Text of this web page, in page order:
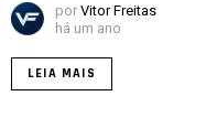
por Vitor Freitas
há um ano
LEIA MAIS